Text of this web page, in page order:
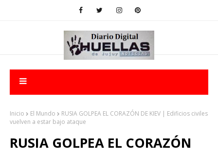
Inicio El Mundo
RUSIA GOLPEA EL CORAZÓN DE KIEV | Edificios civiles
vuelven a estar bajo ataque
RUSIA GOLPEA EL CORAZÓN